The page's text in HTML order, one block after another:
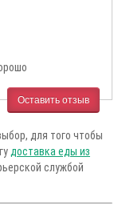
Оставить отзыв
для того чтобы
доставка еды из
службой